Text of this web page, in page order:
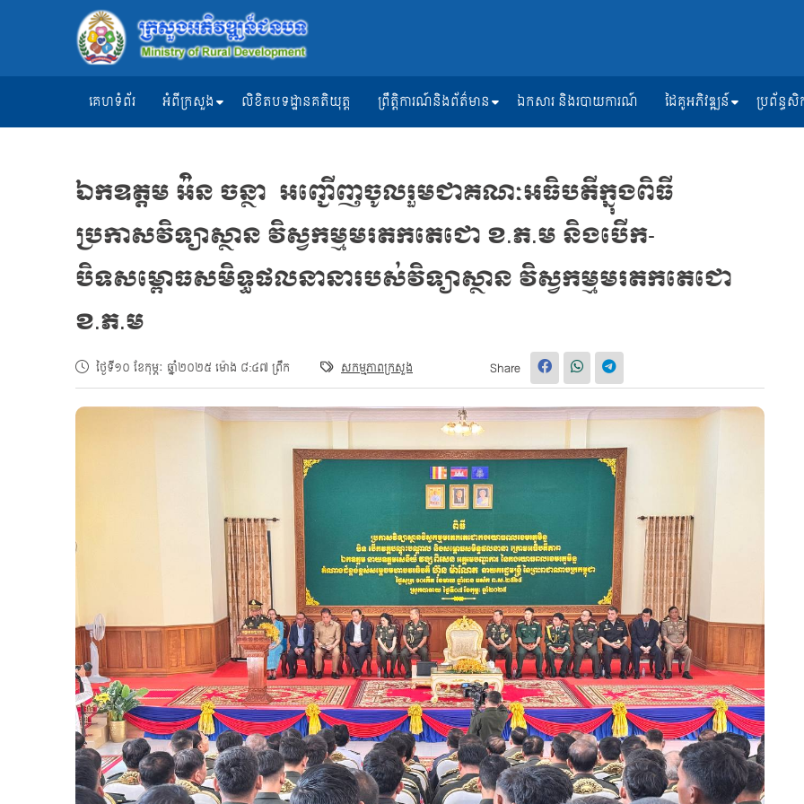
គេហទំព័រ អំពីក្រសួង លិខិតបទដ្ឋានគតិយុត្ត ព្រឹត្តិការណ៍និងព័ត៌មាន ឯកសារ និងរបាយការណ៍ ដៃគូអភិវឌ្ឍន៍ ប្រព័ន្ធ
ឯកឧត្តម អ៉ិន ចន្ថា អញ្ជើញចូលរួមជាគណៈអធិបតីក្នុងពិធី
ប្រកាសវិទ្យាស្ថាន វិស្វកម្មមរតកតេជោ ខ.ភ.ម និងបើក-
បិទសម្ពោធសមិទ្ធផលនានារបស់វិទ្យាស្ថាន វិស្វកម្មមរតកតេជោ
ខ.ភ.ម
ថ្ងៃទី១០ ខែកុម្ភៈ ឆ្នាំ២០២៥ ម៉ោង ៨:៤៧ ព្រឹក សកម្មភាពក្រសួង Share